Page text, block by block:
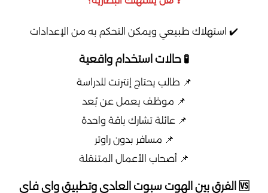
✔️ استهلاك طبيعي ويمكن التحكم به من الإعدادات
🧪 حالات استخدام واقعية
📌 طالب يحتاج إنترنت للدراسة
📌 موظف يعمل عن بُعد
📌 عائلة تشارك باقة واحدة
📌 مسافر بدون راوتر
📌 أصحاب الأعمال المتنقلة
🆚 الفرق بين الهوت سبوت العادي وتطبيق واي فاي